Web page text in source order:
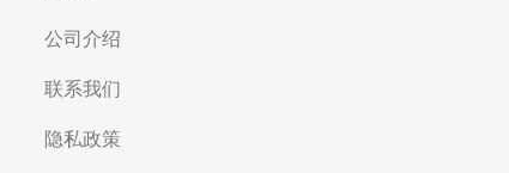
公司介绍
联系我们
隐私政策